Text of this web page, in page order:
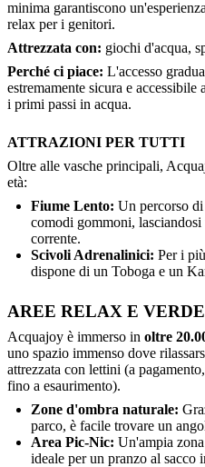
minima garantiscono
relax per i genitori.
Attrezzata con: giochi d'acqua,
Perché ci piace: L'accesso
estremamente sicura e
i primi passi in acqua.
ATTRAZIONI PER TUTTI
Oltre alle vasche principali,
età:
Fiume Lento: Un percorso
comodi gommoni, lasciandosi
corrente.
Scivoli Adrenalinici: Per i
dispone di un Toboga e un
AREE RELAX E VERDE
Acquajoy è immerso in oltre
uno spazio immenso dove
attrezzata con lettini (a
fino a esaurimento).
Zone d'ombra naturale:
parco, è facile trovare un
Area Pic-Nic: Un'ampia
ideale per un pranzo al sacco